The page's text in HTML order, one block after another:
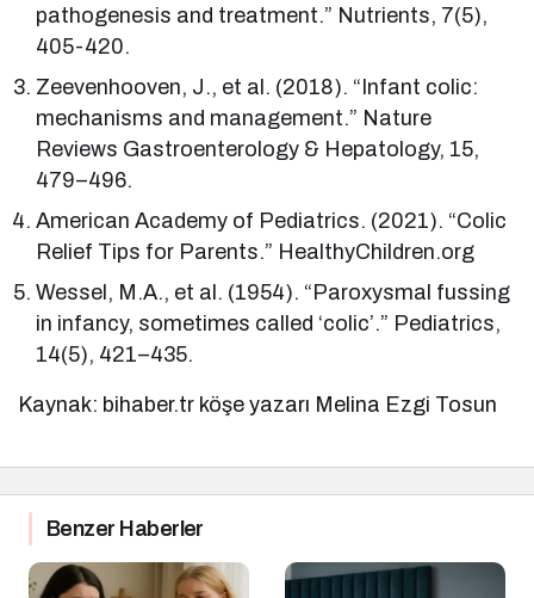
pathogenesis and treatment.” Nutrients, 7(5),
405-420.
Zeevenhooven, J., et al. (2018). “Infant colic:
mechanisms and management.” Nature
Reviews Gastroenterology & Hepatology, 15,
479–496.
American Academy of Pediatrics. (2021). “Colic
Relief Tips for Parents.” HealthyChildren.org
Wessel, M.A., et al. (1954). “Paroxysmal fussing
in infancy, sometimes called ‘colic’.” Pediatrics,
14(5), 421–435.
Kaynak: bihaber.tr köşe yazarı Melina Ezgi Tosun
Benzer Haberler